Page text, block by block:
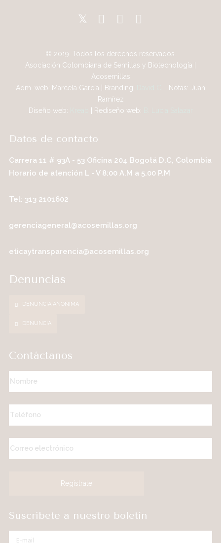
© 2019. Todos los derechos reservados.
Asociación Colombiana de Semillas y Biotecnología |
Acosemillas
Adm. web: Marcela García | Branding:
| Notas: Juan
Ramírez
Diseño web:
| Rediseño web:
Datos de contacto
Carrera 11 # 93A - 53 Oficina 204 Bogotá D.C, Colombia
Horario de atención L - V 8:00 A.M a 5.00 P.M
Tel: 313 2101602
gerenciageneral@acosemillas.org
eticaytransparencia@acosemillas.org
Denuncias
DENUNCIA ANONIMA
DENUNCIA
Contáctanos
Suscríbete a nuestro boletín